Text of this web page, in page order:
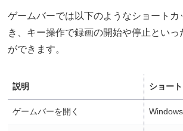
ゲームバーでは以下のようなショートカ
き、キー操作で録画の開始や停止といっ
ができます。
説明 ショー
ゲームバーを開く